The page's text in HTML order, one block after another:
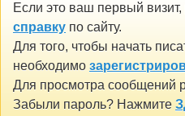
Если это ваш первый
справку по сайту.
Для того, чтобы начать
необходимо
Для просмотра сообщений
Забыли пароль? Нажмите